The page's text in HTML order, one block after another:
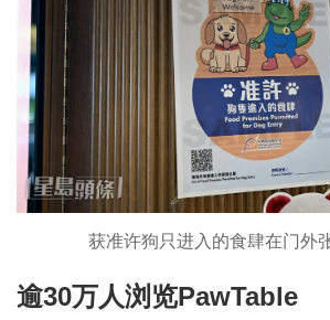
获准许狗只进入的食肆在门外
逾30万人浏览PawTable